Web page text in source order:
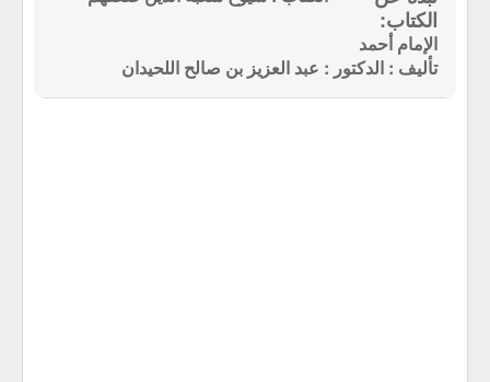
الإمام أحمد
تأليف : الدكتور : عبد العزيز بن صالح اللحيدان